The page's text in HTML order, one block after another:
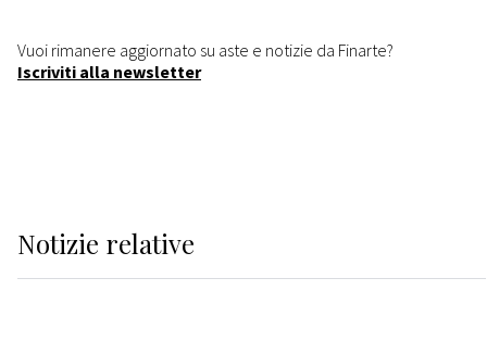
Vuoi rimanere aggiornato su aste e notizie da Finarte?
Iscriviti alla newsletter
Notizie relative